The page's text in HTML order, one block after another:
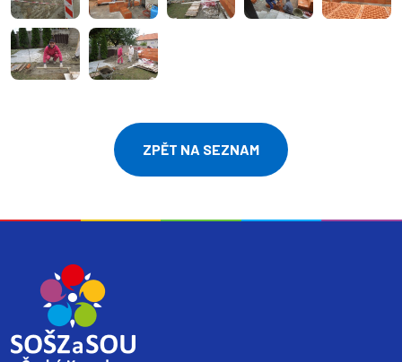
ZPĚT NA SEZNAM